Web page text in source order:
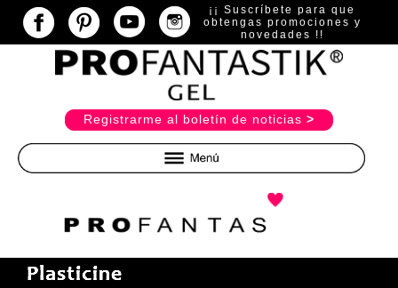
¡¡ Suscríbete para que
obtengas promociones y
novedades !!
Registrarme al boletín de noticias >
Básicos
Preparadores y Construcción